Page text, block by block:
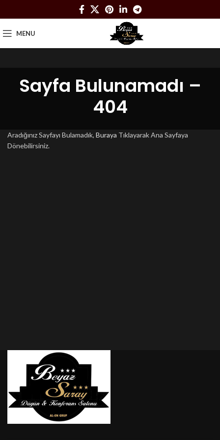
MENU
Sayfa Bulunamadı –
404
Aradığınız Sayfayı Bulamadık, Buraya Tıklayarak Ana Sayfaya
Dönebilirsiniz.